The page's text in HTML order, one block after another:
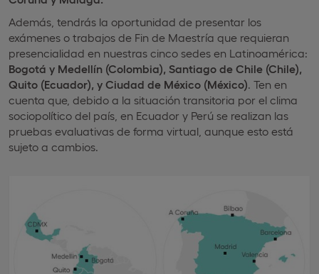
Además, tendrás la oportunidad de presentar los
exámenes o trabajos de Fin de Maestría que requieran
presencialidad en nuestras cinco sedes en Latinoamérica:
Bogotá y Medellín (Colombia), Santiago de Chile (Chile),
Quito (Ecuador), y Ciudad de México (México). Ten en
cuenta que, debido a la situación transitoria por el clima
sociopolítico del país, en Ecuador y Perú se realizan las
pruebas evaluativas de forma virtual, aunque esto está
sujeto a cambios.